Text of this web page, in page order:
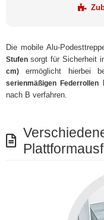
Die mobile Alu-
Stufen sorgt für Sicherheit
cm) ermöglicht hierbei
serienmäßigen Federrollen
nach B verfahren.